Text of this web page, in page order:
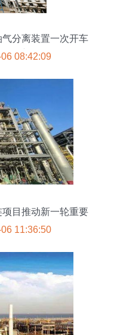
分离装置一次开车
程新标杆
08:42:09
目推动新一轮重要
11:36:50